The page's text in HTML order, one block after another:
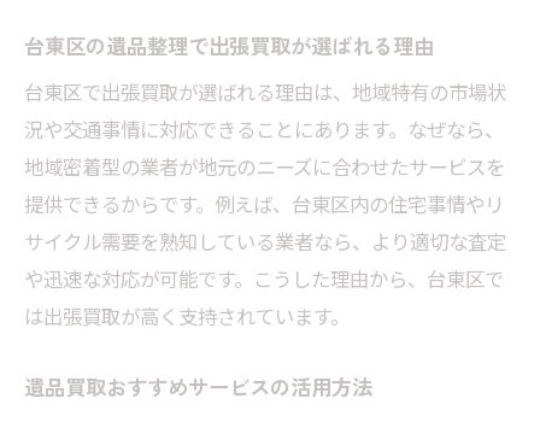
台東区の遺品整理で出張買取が選ばれる理由
台東区で出張買取が選ばれる理由は、地域特有の市場状
況や交通事情に対応できることにあります。なぜなら、
地域密着型の業者が地元のニーズに合わせたサービスを
提供できるからです。例えば、台東区内の住宅事情やリ
サイクル需要を熟知している業者なら、より適切な査定
や迅速な対応が可能です。こうした理由から、台東区で
は出張買取が高く支持されています。
遺品買取おすすめサービスの活用方法